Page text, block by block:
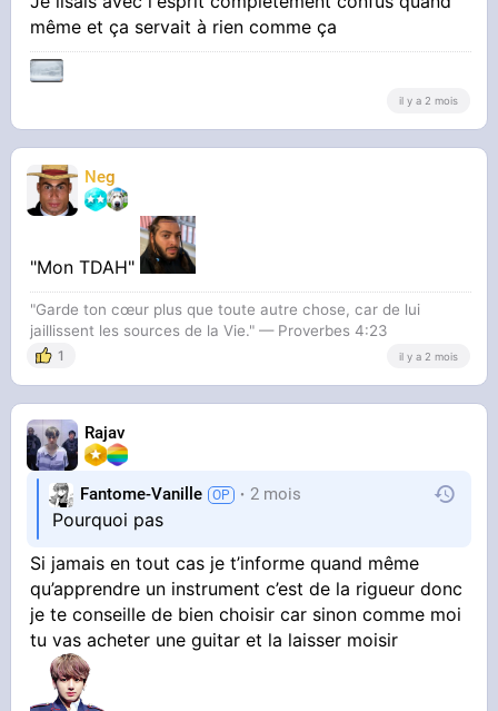
même et ça servait à rien comme ça
il y a 2 mois
Neg
"Mon TDAH"
"Garde ton cœur plus que toute autre chose, car de lui
jaillissent les sources de la Vie." — Proverbes 4:23
1 il y a 2 mois
Rajav
Fantome-Vanille 2 mois
Pourquoi pas
Si jamais en tout cas je t’informe quand même
qu’apprendre un instrument c’est de la rigueur donc
je te conseille de bien choisir car sinon comme moi
tu vas acheter une guitar et la laisser moisir